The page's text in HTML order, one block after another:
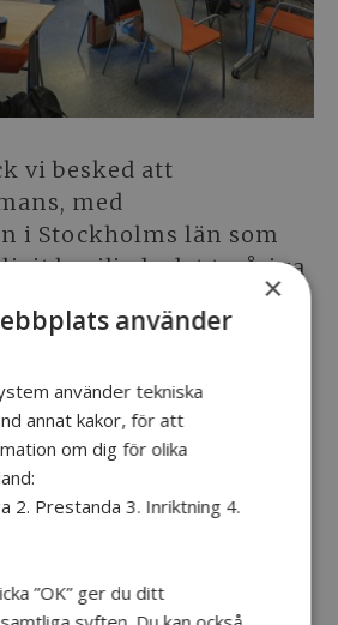
vi besked att
med
i Stockholms län som
beviljade det treåriga
Må Bra. Syftet är att
psykisk hälsa hos
hjärnskada och
Tiden går fort och
nu att lida mot sitt slut.
vi därför in till en stor
vi presenterade
vi gjort under dessa år.
till representanter ur
ett
×
använder
använder tekniska
annat kakor, för att
om dig för olika
2. Prestanda 3. Inriktning 4.
”OK” ger du ditt